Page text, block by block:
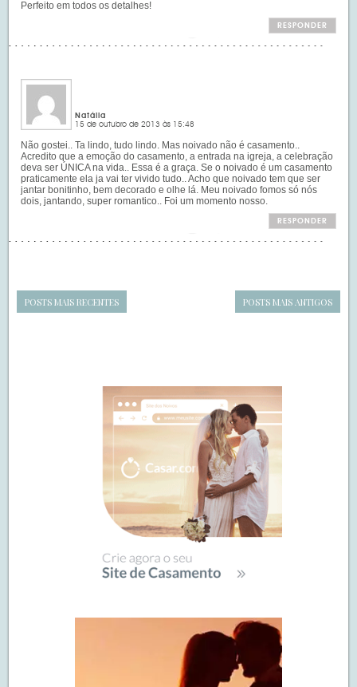
Perfeito em todos os detalhes!
RESPONDER
Natália
15 de outubro de 2013 às 15:48
Não gostei.. Ta lindo, tudo lindo. Mas noivado não é casamento..
Acredito que a emoção do casamento, a entrada na igreja, a celebração
deva ser ÚNICA na vida.. Essa é a graça. Se o noivado é um casamento
praticamente ela ja vai ter vivido tudo.. Acho que noivado tem que ser
jantar bonitinho, bem decorado e olhe lá. Meu noivado fomos só nós
dois, jantando, super romantico.. Foi um momento nosso.
RESPONDER
POSTS MAIS RECENTES POSTS MAIS ANTIGOS
SIDEBAR